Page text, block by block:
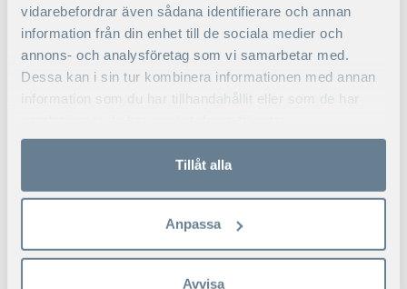
vidarebefordrar även sådana identifierare och annan
information från din enhet till de sociala medier och
annons- och analysföretag som vi samarbetar med.
Dessa kan i sin tur kombinera informationen med annan
information som du har tillhandahållit eller som de har
Tillåt alla
Anpassa
Avvisa
ANNA ESSÉN